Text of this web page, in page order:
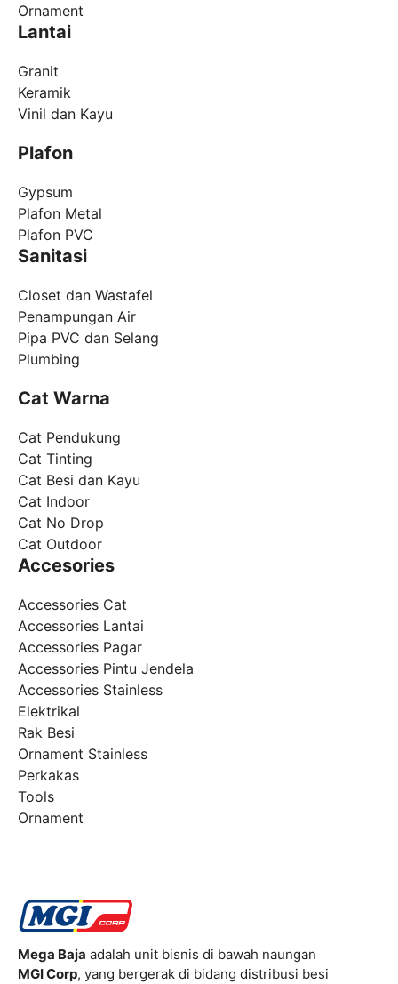
Ornament
Lantai
Granit
Keramik
Vinil dan Kayu
Plafon
Gypsum
Plafon Metal
Plafon PVC
Sanitasi
Closet dan Wastafel
Penampungan Air
Pipa PVC dan Selang
Plumbing
Cat Warna
Cat Pendukung
Cat Tinting
Cat Besi dan Kayu
Cat Indoor
Cat No Drop
Cat Outdoor
Accesories
Accessories Cat
Accessories Lantai
Accessories Pagar
Accessories Pintu Jendela
Accessories Stainless
Elektrikal
Rak Besi
Ornament Stainless
Perkakas
Tools
Ornament
Mega Baja adalah unit bisnis di bawah naungan
MGI Corp, yang bergerak di bidang distribusi besi